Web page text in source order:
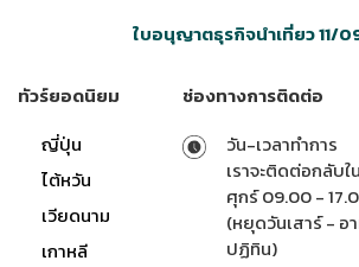
ใบอนุญาตธุรกิจนำเที่ยว 11/
ทัวร์ยอดนิยม
ญี่ปุ่น
ไต้หวัน
เวียดนาม
เกาหลี
ช่องทางการติดต่อ
วัน-เวลาทำการ
เราจะติดต่อกลับใ
ศุกร์ 09.00 -
(หยุดวันเสาร์ - อ
ปฏิทิน)